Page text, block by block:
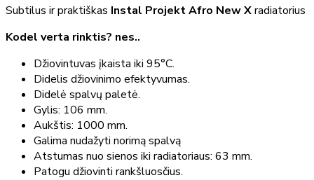
Subtilus ir praktiškas Instal Projekt Afro New Xradiatorius
Kodel verta rinktis? nes..
Džiovintuvas įkaista iki 95°C.
Didelis džiovinimo efektyvumas.
Didelė spalvų paletė.
Gylis: 106 mm.
Aukštis: 1000 mm.
Galima nudažyti norimą spalvą
Atstumas nuo sienos iki radiatoriaus: 63 mm.
Patogu džiovinti rankšluosčius.